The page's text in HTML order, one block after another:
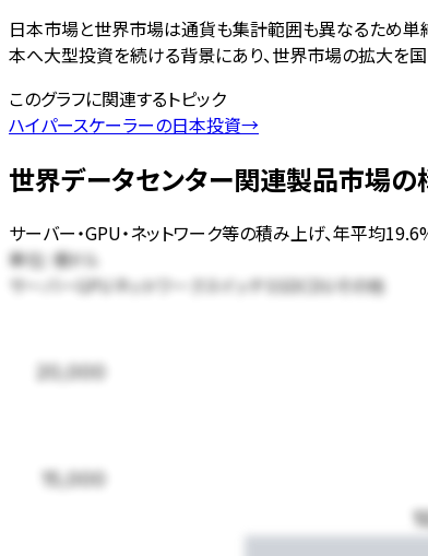
日本市場と世界市場は通貨も集計範囲も異なるため単
本へ大型投資を続ける背景にあり、世界市場の拡大を
このグラフに関連するトピック
ハイパースケーラーの日本投資→
世界データセンター関連製品市場
サーバー・GPU・ネットワーク等の積み上げ、年平均
単位:億ドル
サーバーGPUネットワークスイッチSSDCDUその他
15,000
20,000